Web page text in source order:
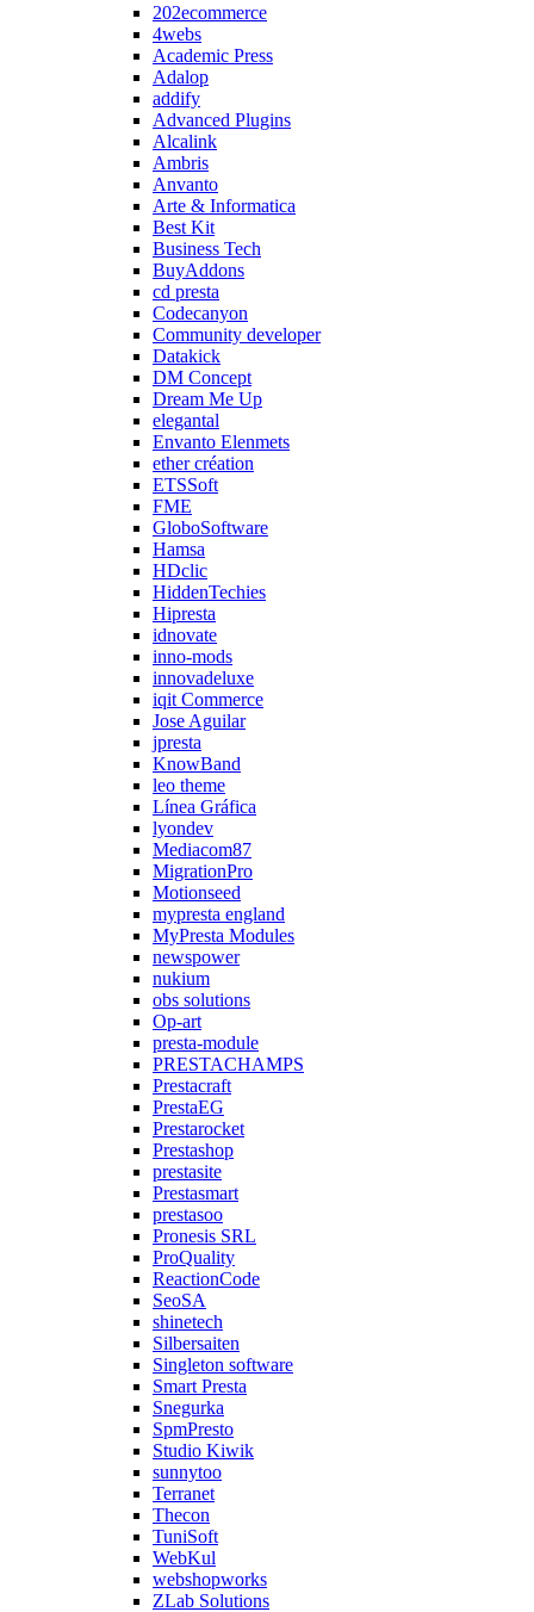
202ecommerce
4webs
Academic Press
Adalop
addify
Advanced Plugins
Alcalink
Ambris
Anvanto
Arte & Informatica
Best Kit
Business Tech
BuyAddons
cd presta
Codecanyon
Community developer
Datakick
DM Concept
Dream Me Up
elegantal
Envanto Elenmets
ether création
ETSSoft
FME
GloboSoftware
Hamsa
HDclic
HiddenTechies
Hipresta
idnovate
inno-mods
innovadeluxe
iqit Commerce
Jose Aguilar
jpresta
KnowBand
leo theme
Línea Gráfica
lyondev
Mediacom87
MigrationPro
Motionseed
mypresta england
MyPresta Modules
newspower
nukium
obs solutions
Op-art
presta-module
PRESTACHAMPS
Prestacraft
PrestaEG
Prestarocket
Prestashop
prestasite
Prestasmart
prestasoo
Pronesis SRL
ProQuality
ReactionCode
SeoSA
shinetech
Silbersaiten
Singleton software
Smart Presta
Snegurka
SpmPresto
Studio Kiwik
sunnytoo
Terranet
Thecon
TuniSoft
WebKul
webshopworks
ZLab Solutions